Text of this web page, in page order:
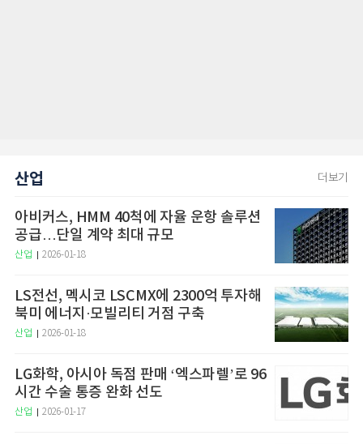
산업 더보기
아비커스, HMM 40척에 자율 운항 솔루션
공급…단일 계약 최대 규모
산업 2026-01-18
LS전선, 멕시코 LSCMX에 2300억 투자해
북미 에너지·모빌리티 거점 구축
산업 2026-01-18
LG화학, 아시아 독점 판매 ‘엑스파렐’로 96
시간 수술 통증 완화 선도
산업 2026-01-17